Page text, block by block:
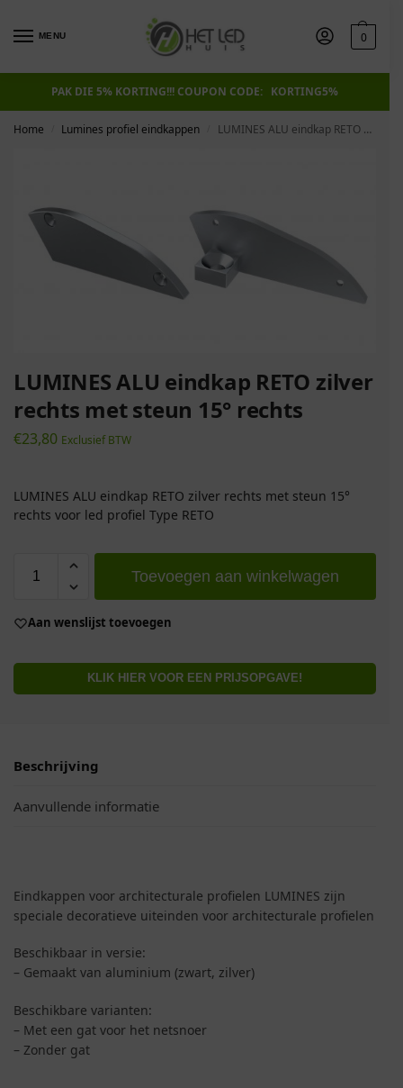
MENU 0
PAK DIE 5% KORTING!!! COUPON CODE: KORTING5%
Home Lumines profiel eindkappen LUMINES ALU eindkap RETO zilver rechts met steun 15° rechts
LUMINES ALU eindkap RETO zilver
rechts met steun 15° rechts
€23,80 Exclusief BTW
LUMINES ALU eindkap RETO zilver rechts met steun 15°
rechts voor led profiel Type RETO
Toevoegen aan winkelwagen
Aan wenslijst toevoegen
KLIK HIER VOOR EEN PRIJSOPGAVE!
Beschrijving
Aanvullende informatie
Eindkappen voor architecturale profielen LUMINES zijn
speciale decoratieve uiteinden voor architecturale profielen
Beschikbaar in versie:
– Gemaakt van aluminium (zwart, zilver)
Beschikbare varianten:
– Met een gat voor het netsnoer
– Zonder gat